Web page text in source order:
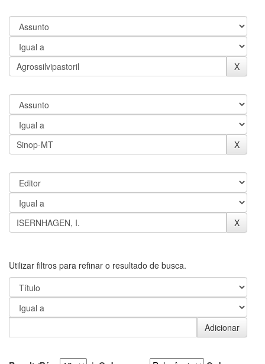
Utilizar filtros para refinar o resultado de busca.